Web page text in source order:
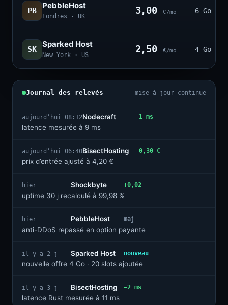
PB
PebbleHost
Londres · UK
3,00 €/mo 6 Go ·
SK
Sparked Host
New York · US
2,50 €/mo 4 Go ·
Journal des relevés mise à jour continue
aujourd’hui 08:12Nodecraft
latence mesurée à 9 ms
−1 ms
aujourd’hui 06:40BisectHosting
prix d’entrée ajusté à 4,20 €
−0,30 €
hier
Shockbyte
uptime 30 j recalculé à 99,98 %
+0,02
hier
PebbleHost
anti-DDoS repassé en option payante
maj
il y a 2 j
Sparked Host
nouvelle offre 4 Go · 20 slots ajoutée
nouveau
il y a 3 j
BisectHosting
latence Rust mesurée à 11 ms
−2 ms